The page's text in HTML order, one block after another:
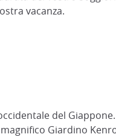
vacanza.
del
Giardino